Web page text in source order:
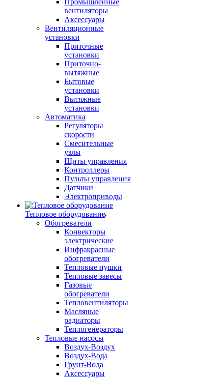
Промышленные
вентиляторы
Аксессуары
Вентиляционные
установки
Приточные
установки
Приточно-
вытяжные
Бытовые
установки
Вытяжные
установки
Автоматика
Регуляторы
скорости
Смесительные
узлы
Щиты управления
Контроллеры
Пульты управления
Датчики
Электроприводы
Тепловое оборудование
Обогреватели
Конвекторы
электрические
Инфракрасные
обогреватели
Тепловые пушки
Тепловые завесы
Газовые
обогреватели
Тепловентиляторы
Масляные
радиаторы
Теплогенераторы
Тепловые насосы
Воздух-Воздух
Воздух-Вода
Грунт-Вода
Аксессуары